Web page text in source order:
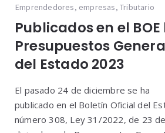
Emprendedores, empresas, Tributario
Publicados en el BOE
Presupuestos
del Estado 2023
El pasado 24 de diciembre se ha
publicado en el Boletín Oficial del
número 308, Ley 31/2022, de 23 de